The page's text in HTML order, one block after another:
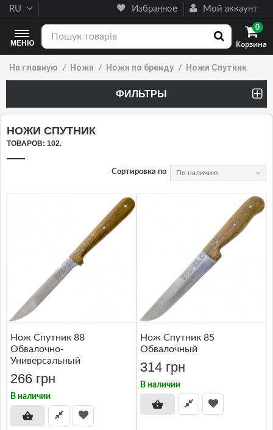
Избранное Мой аккаунт
RU
Корзина
0
МЕНЮ
На главную Ножи Ножи по бренду Ножи Спутник
ФИЛЬТРЫ
НОЖИ СПУТНИК
ТОВАРОВ: 102.
Сортировка по По наличию
Нож Спутник 88
Обвалочно-
Универсальный
266 грн
В наличии
Нож Спутник 85
Обвалочный
314 грн
В наличии